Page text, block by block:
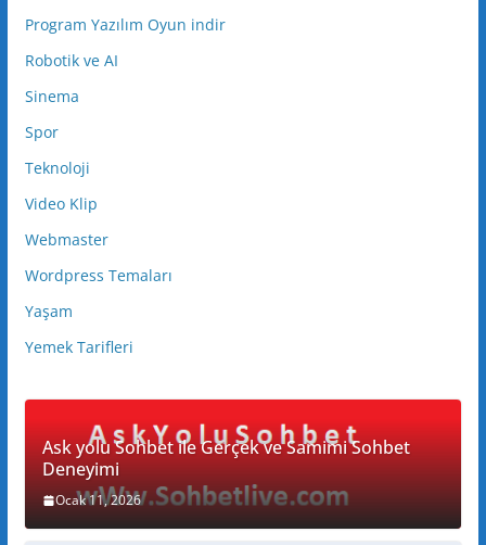
Program Yazılım Oyun indir
Robotik ve AI
Sinema
Spor
Teknoloji
Video Klip
Webmaster
Wordpress Temaları
Yaşam
Yemek Tarifleri
Ask yolu Sohbet ile Gerçek ve Samimi Sohbet
Deneyimi
Ocak 11, 2026